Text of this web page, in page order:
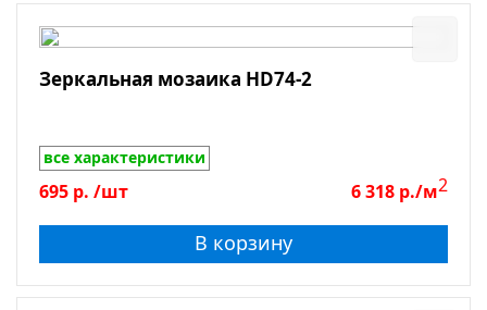
Зеркальная мозаика HD74-2
все характеристики
695 р. /шт 6 318 р./м2
В корзину